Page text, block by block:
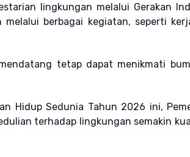
lingkungan melalui Gerakan
melalui berbagai kegiatan, seperti
tetap dapat menikmati
Hidup Sedunia Tahun 2026 ini,
terhadap lingkungan semakin